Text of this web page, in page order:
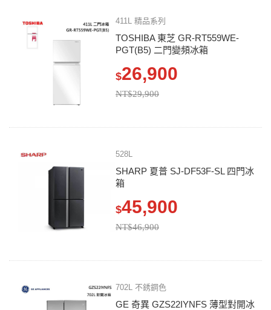
411L 精品系列
TOSHIBA 東芝 GR-RT559WE-
PGT(B5) 二門變頻冰箱
$26,900
NT$29,900
528L
SHARP 夏普 SJ-DF53F-SL 四門冰
箱
$45,900
NT$46,900
702L 不銹鋼色
GE 奇異 GZS22IYNFS 薄型對開冰